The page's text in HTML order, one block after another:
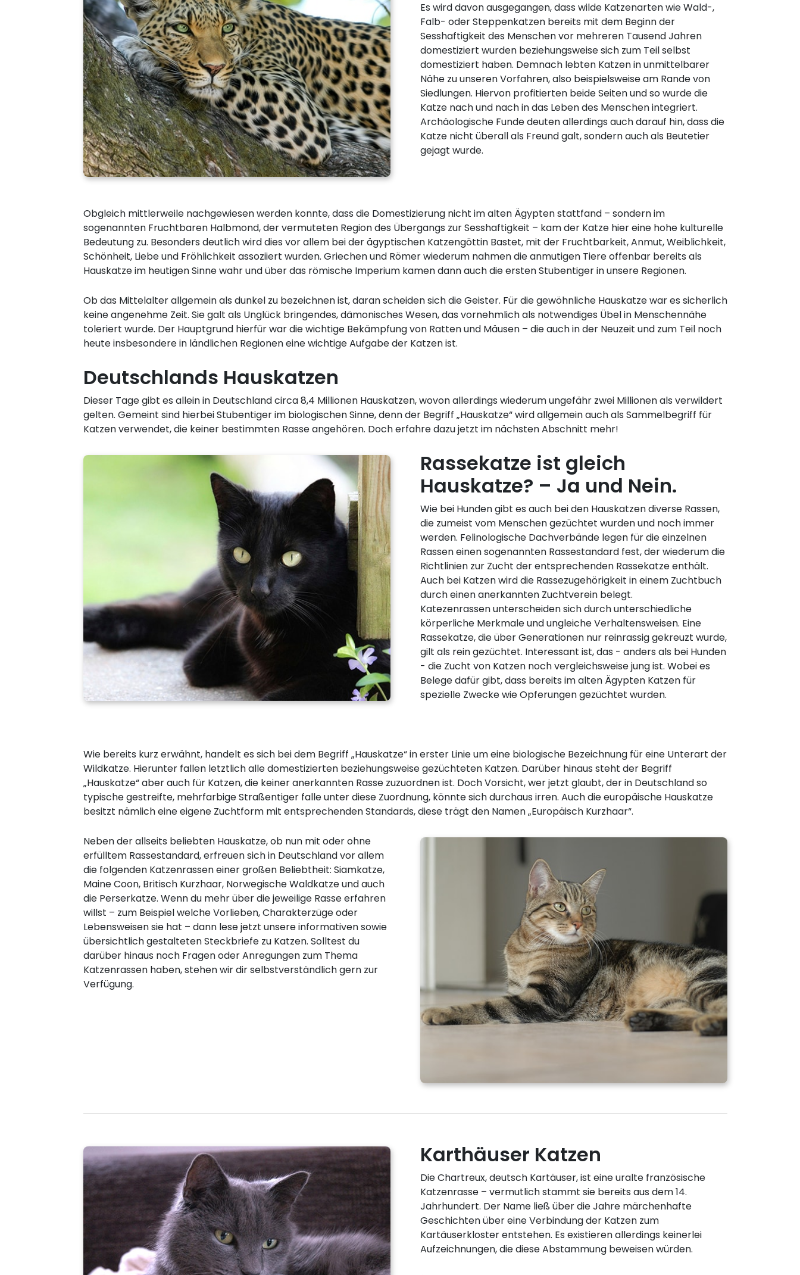
Es wird davon ausgegangen, dass wilde Katzenarten wie Wald-,
Falb- oder Steppenkatzen bereits mit dem Beginn der
Sesshaftigkeit des Menschen vor mehreren Tausend Jahren
domestiziert wurden beziehungsweise sich zum Teil selbst
domestiziert haben. Demnach lebten Katzen in unmittelbarer
Nähe zu unseren Vorfahren, also beispielsweise am Rande von
Siedlungen. Hiervon profitierten beide Seiten und so wurde die
Katze nach und nach in das Leben des Menschen integriert.
Archäologische Funde deuten allerdings auch darauf hin, dass die
Katze nicht überall als Freund galt, sondern auch als Beutetier
gejagt wurde.
Obgleich mittlerweile nachgewiesen werden konnte, dass die Domestizierung nicht im alten Ägypten stattfand – sondern im
sogenannten Fruchtbaren Halbmond, der vermuteten Region des Übergangs zur Sesshaftigkeit – kam der Katze hier eine hohe kulturelle
Bedeutung zu. Besonders deutlich wird dies vor allem bei der ägyptischen Katzengöttin Bastet, mit der Fruchtbarkeit, Anmut, Weiblichkeit,
Schönheit, Liebe und Fröhlichkeit assoziiert wurden. Griechen und Römer wiederum nahmen die anmutigen Tiere offenbar bereits als
Hauskatze im heutigen Sinne wahr und über das römische Imperium kamen dann auch die ersten Stubentiger in unsere Regionen.
Ob das Mittelalter allgemein als dunkel zu bezeichnen ist, daran scheiden sich die Geister. Für die gewöhnliche Hauskatze war es sicherlich
keine angenehme Zeit. Sie galt als Unglück bringendes, dämonisches Wesen, das vornehmlich als notwendiges Übel in Menschennähe
toleriert wurde. Der Hauptgrund hierfür war die wichtige Bekämpfung von Ratten und Mäusen – die auch in der Neuzeit und zum Teil noch
heute insbesondere in ländlichen Regionen eine wichtige Aufgabe der Katzen ist.
Deutschlands Hauskatzen
Dieser Tage gibt es allein in Deutschland circa 8,4 Millionen Hauskatzen, wovon allerdings wiederum ungefähr zwei Millionen als verwildert
gelten. Gemeint sind hierbei Stubentiger im biologischen Sinne, denn der Begriff „Hauskatze“ wird allgemein auch als Sammelbegriff für
Katzen verwendet, die keiner bestimmten Rasse angehören. Doch erfahre dazu jetzt im nächsten Abschnitt mehr!
Rassekatze ist gleich
Hauskatze? – Ja und Nein.
Wie bei Hunden gibt es auch bei den Hauskatzen diverse Rassen,
die zumeist vom Menschen gezüchtet wurden und noch immer
werden. Felinologische Dachverbände legen für die einzelnen
Rassen einen sogenannten Rassestandard fest, der wiederum die
Richtlinien zur Zucht der entsprechenden Rassekatze enthält.
Auch bei Katzen wird die Rassezugehörigkeit in einem Zuchtbuch
durch einen anerkannten Zuchtverein belegt.
Katezenrassen unterscheiden sich durch unterschiedliche
körperliche Merkmale und ungleiche Verhaltensweisen. Eine
Rassekatze, die über Generationen nur reinrassig gekreuzt wurde,
gilt als rein gezüchtet. Interessant ist, das - anders als bei Hunden
- die Zucht von Katzen noch vergleichsweise jung ist. Wobei es
Belege dafür gibt, dass bereits im alten Ägypten Katzen für
spezielle Zwecke wie Opferungen gezüchtet wurden.
Wie bereits kurz erwähnt, handelt es sich bei dem Begriff „Hauskatze“ in erster Linie um eine biologische Bezeichnung für eine Unterart der
Wildkatze. Hierunter fallen letztlich alle domestizierten beziehungsweise gezüchteten Katzen. Darüber hinaus steht der Begriff
„Hauskatze“ aber auch für Katzen, die keiner anerkannten Rasse zuzuordnen ist. Doch Vorsicht, wer jetzt glaubt, der in Deutschland so
typische gestreifte, mehrfarbige Straßentiger falle unter diese Zuordnung, könnte sich durchaus irren. Auch die europäische Hauskatze
besitzt nämlich eine eigene Zuchtform mit entsprechenden Standards, diese trägt den Namen „Europäisch Kurzhaar“.
Neben der allseits beliebten Hauskatze, ob nun mit oder ohne
erfülltem Rassestandard, erfreuen sich in Deutschland vor allem
die folgenden Katzenrassen einer großen Beliebtheit: Siamkatze,
Maine Coon, Britisch Kurzhaar, Norwegische Waldkatze und auch
die Perserkatze. Wenn du mehr über die jeweilige Rasse erfahren
willst – zum Beispiel welche Vorlieben, Charakterzüge oder
Lebensweisen sie hat – dann lese jetzt unsere informativen sowie
übersichtlich gestalteten Steckbriefe zu Katzen. Solltest du
darüber hinaus noch Fragen oder Anregungen zum Thema
Katzenrassen haben, stehen wir dir selbstverständlich gern zur
Verfügung.
Karthäuser Katzen
Die Chartreux, deutsch Kartäuser, ist eine uralte französische
Katzenrasse – vermutlich stammt sie bereits aus dem 14.
Jahrhundert. Der Name ließ über die Jahre märchenhafte
Geschichten über eine Verbindung der Katzen zum
Kartäuserkloster entstehen. Es existieren allerdings keinerlei
Aufzeichnungen, die diese Abstammung beweisen würden.